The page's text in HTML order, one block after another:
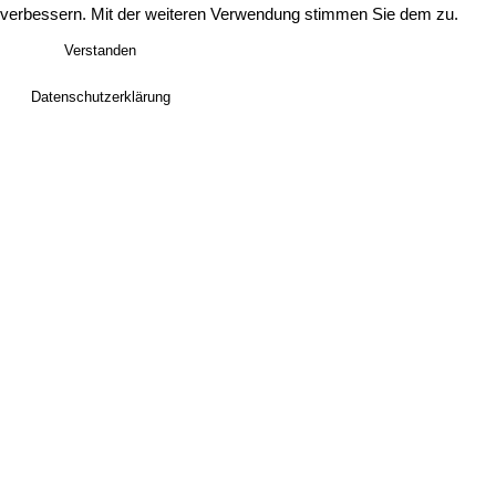
verbessern. Mit der weiteren Verwendung stimmen Sie dem zu.
Verstanden
Datenschutzerklärung